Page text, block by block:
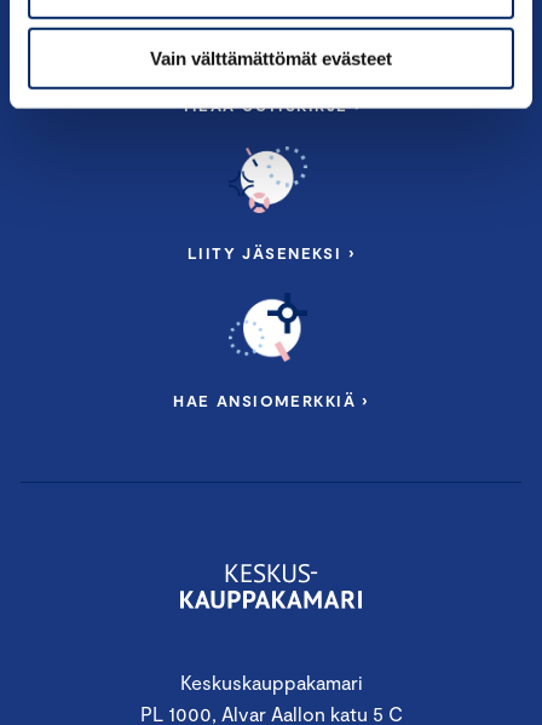
Vain välttämättömät evästeet
Keskuskauppakamari
PL 1000, Alvar Aallon katu 5 C
TILAA UUTISKIRJE ›
LIITY JÄSENEKSI ›
HAE ANSIOMERKKIÄ ›